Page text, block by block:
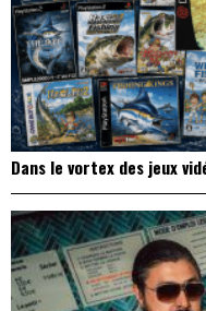
Dans le vortex des jeux